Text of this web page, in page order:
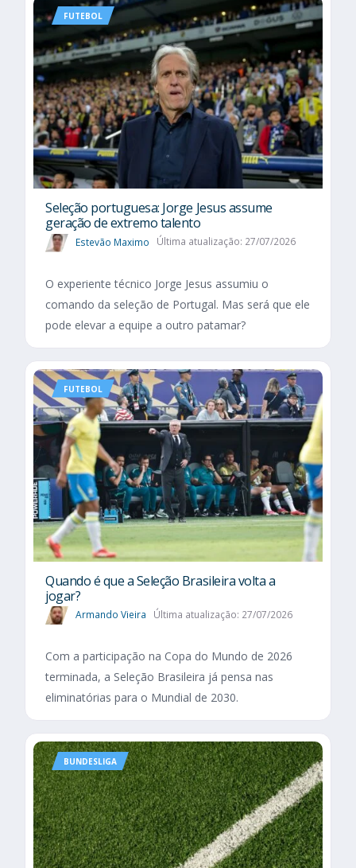
FUTEBOL
Seleção portuguesa: Jorge Jesus assume
geração de extremo talento
Estevão Maximo Última atualização: 27/07/2026
O experiente técnico Jorge Jesus assumiu o
comando da seleção de Portugal. Mas será que ele
pode elevar a equipe a outro patamar?
FUTEBOL
Quando é que a Seleção Brasileira volta a
jogar?
Armando Vieira Última atualização: 27/07/2026
Com a participação na Copa do Mundo de 2026
terminada, a Seleção Brasileira já pensa nas
eliminatórias para o Mundial de 2030.
BUNDESLIGA